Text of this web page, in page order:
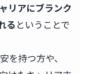
リアにブランク
るということで
を持つ方や、